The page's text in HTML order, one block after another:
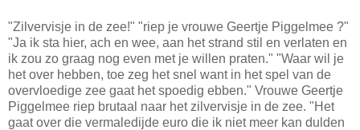
"Zilvervisje in de zee!" "riep je vrouwe Geertje Piggelmee ?"
"Ja ik sta hier, ach en wee, aan het strand stil en verlaten en
ik zou zo graag nog even met je willen praten." "Waar wil je
het over hebben, toe zeg het snel want in het spel van de
overvloedige zee gaat het spoedig ebben." Vrouwe Geertje
Piggelmee riep brutaal naar het zilvervisje in de zee. "Het
gaat over die vermaledijde euro die ik niet meer kan dulden